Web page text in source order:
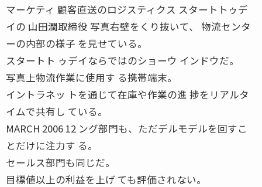
マーケティ 顧客直送のロジスティクス スタートトゥデ
イの 山田潤取締役 写真右壁をくり抜いて、 物流センタ
ーの内部の様子 を見せている。
スタートト ゥデイならではのショーウ インドウだ。
写真上物流作業に使用す る携帯端末。
イントラネッ トを通じて在庫や作業の進 捗をリアルタ
イムで共有し ている。
MARCH 2006 12 ング部門も、ただデルモデルを回すこ
とだけに注力す る。
セールス部門も同じだ。
目標値以上の利益を上げ ても評価されない。